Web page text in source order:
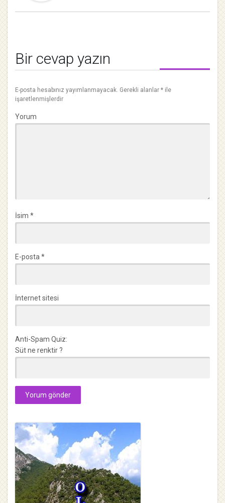
Bir cevap yazın
E-posta hesabınız yayımlanmayacak. Gerekli alanlar * ile
işaretlenmişlerdir
Yorum
İsim *
E-posta *
İnternet sitesi
Anti-Spam Quiz:
Süt ne renktir ?